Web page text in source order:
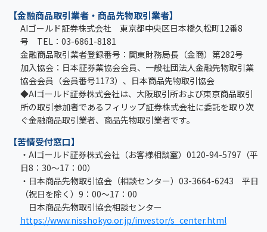
【金融商品取引業者・商品先物取引業者】
AIゴールド証券株式会社 東京都中央区日本橋久松町12番8
号 TEL：03-6861-8181
金融商品取引業者登録番号：関東財務局長（金商）第282号
加入協会：日本証券業協会会員、一般社団法人金融先物取引業
協会会員（会員番号1173）、日本商品先物取引協会
◆AIゴールド証券株式会社は、大阪取引所および東京商品取引
所の取引参加者であるフィリップ証券株式会社に委託を取り次
ぐ金融商品取引業者、商品先物取引業者です。
【苦情受付窓口】
・AIゴールド証券株式会社（お客様相談室）0120-94-5797（平
日8：30～17：00）
・日本商品先物取引協会（相談センター）03-3664-6243 平日
（祝日を除く）9：00～17：00
日本商品先物取引協会相談センター
https://www.nisshokyo.or.jp/investor/s_center.html